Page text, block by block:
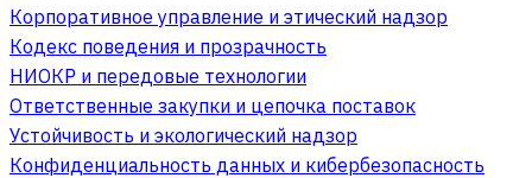
Корпоративное управление и этический надзор
Кодекс поведения и прозрачность
НИОКР и передовые технологии
Ответственные закупки и цепочка поставок
Устойчивость и экологический надзор
Конфиденциальность данных и кибербезопасность